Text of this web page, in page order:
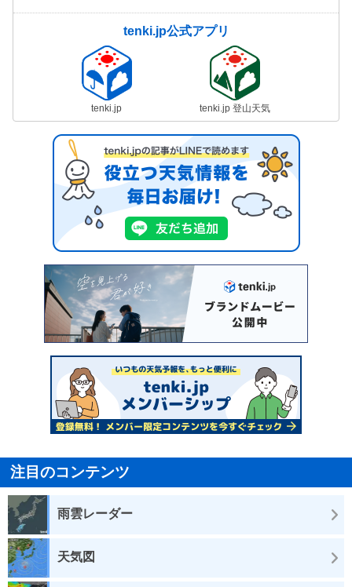
tenki.jp公式アプリ
tenki.jp tenki.jp 登山天気
注目のコンテンツ
雨雲レーダー
天気図